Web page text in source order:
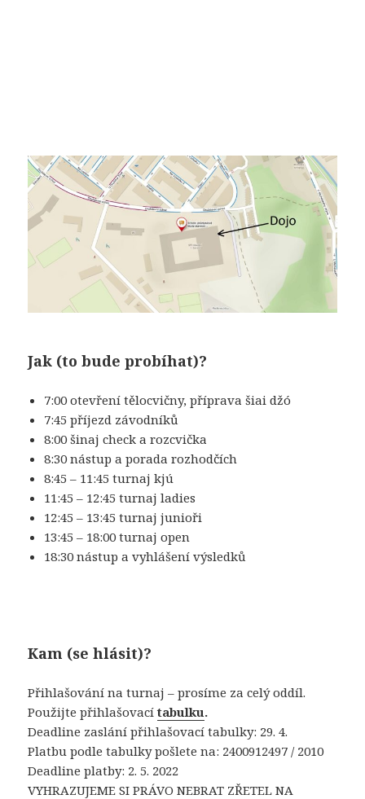
Jak (to bude probíhat)?
7:00 otevření tělocvičny, příprava šiai džó
7:45 příjezd závodníků
8:00 šinaj check a rozcvička
8:30 nástup a porada rozhodčích
8:45 – 11:45 turnaj kjú
11:45 – 12:45 turnaj ladies
12:45 – 13:45 turnaj junioři
13:45 – 18:00 turnaj open
18:30 nástup a vyhlášení výsledků
Kam (se hlásit)?
Přihlašování na turnaj – prosíme za celý oddíl.
Použijte přihlašovacítabulku.
Deadline zaslání přihlašovací tabulky: 29. 4.
Platbu podle tabulky pošlete na: 2400912497 / 2010
Deadline platby: 2. 5. 2022
VYHRAZUJEME SI PRÁVO NEBRAT ZŘETEL NA